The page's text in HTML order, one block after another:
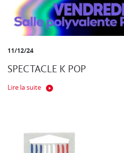
11/12/24
SPECTACLE K POP
Lire la suite